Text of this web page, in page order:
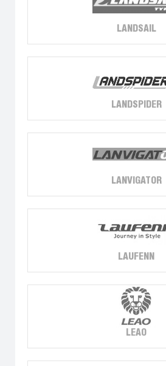
LANDSAIL
LANDSPIDER
LANVIGATOR
LAUFENN
LEAO